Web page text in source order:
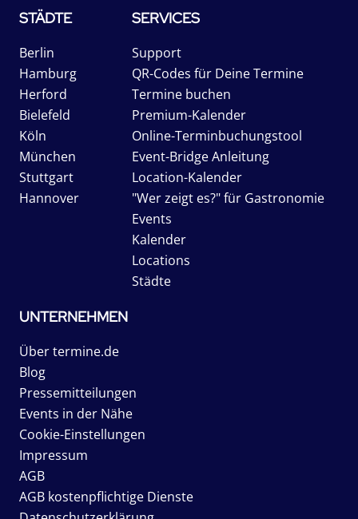
STÄDTE
Berlin
Hamburg
Herford
Bielefeld
Köln
München
Stuttgart
Hannover
SERVICES
Support
QR-Codes für Deine Termine
Termine buchen
Premium-Kalender
Online-Terminbuchungstool
Event-Bridge Anleitung
Location-Kalender
"Wer zeigt es?" für Gastronomie
Events
Kalender
Locations
Städte
UNTERNEHMEN
Über termine.de
Blog
Pressemitteilungen
Events in der Nähe
Cookie-Einstellungen
Impressum
AGB
AGB kostenpflichtige Dienste